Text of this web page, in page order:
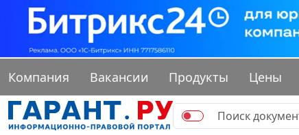
Компания Вакансии Продукты Цены